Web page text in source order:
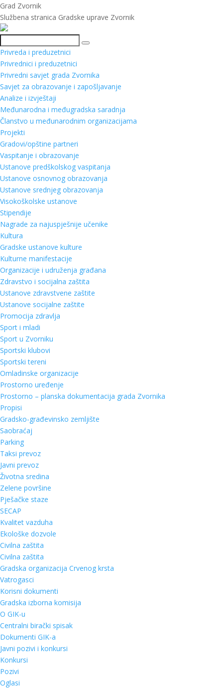
Grad Zvornik
Službena stranica Gradske uprave Zvornik
Pretraga
Privreda i preduzetnici
Privrednici i preduzetnici
Privredni savjet grada Zvornika
Savjet za obrazovanje i zapošljavanje
Analize i izvještaji
Međunarodna i međugradska saradnja
Članstvo u međunarodnim organizacijama
Projekti
Gradovi/opštine partneri
Vaspitanje i obrazovanje
Ustanove predškolskog vaspitanja
Ustanove osnovnog obrazovanja
Ustanove srednjeg obrazovanja
Visokoškolske ustanove
Stipendije
Nagrade za najuspješnije učenike
Kultura
Gradske ustanove kulture
Kulturne manifestacije
Organizacije i udruženja građana
Zdravstvo i socijalna zaštita
Ustanove zdravstvene zaštite
Ustanove socijalne zaštite
Promocija zdravlja
Sport i mladi
Sport u Zvorniku
Sportski klubovi
Sportski tereni
Omladinske organizacije
Prostorno uređenje
Prostorno – planska dokumentacija grada Zvornika
Propisi
Gradsko-građevinsko zemljište
Saobraćaj
Parking
Taksi prevoz
Javni prevoz
Životna sredina
Zelene površine
Pješačke staze
SECAP
Kvalitet vazduha
Ekološke dozvole
Civilna zaštita
Civilna zaštita
Gradska organizacija Crvenog krsta
Vatrogasci
Korisni dokumenti
Gradska izborna komisija
O GIK-u
Centralni birački spisak
Dokumenti GIK-a
Javni pozivi i konkursi
Konkursi
Pozivi
Oglasi